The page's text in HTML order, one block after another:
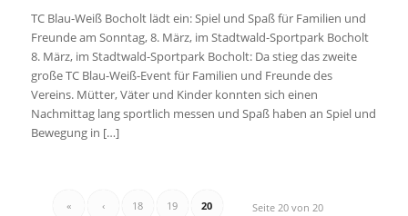
TC Blau-Weiß Bocholt lädt ein: Spiel und Spaß für Familien und
Freunde am Sonntag, 8. März, im Stadtwald-Sportpark Bocholt
8. März, im Stadtwald-Sportpark Bocholt: Da stieg das zweite
große TC Blau-Weiß-Event für Familien und Freunde des
Vereins. Mütter, Väter und Kinder konnten sich einen
Nachmittag lang sportlich messen und Spaß haben an Spiel und
Bewegung in […]
Seite 20 von 20
« ‹ 18 19 20